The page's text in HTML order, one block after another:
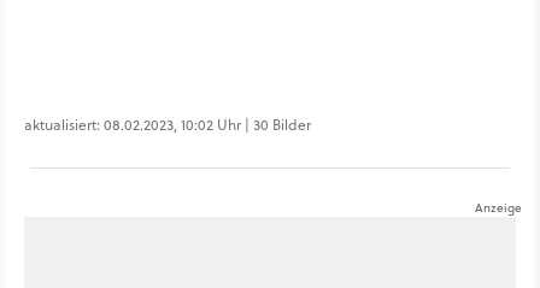
aktualisiert: 08.02.2023, 10:02 Uhr | 30 Bilder